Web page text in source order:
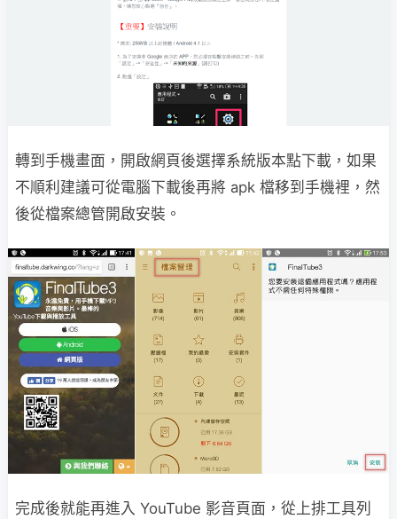
轉到手機畫面，開啟網頁後選擇系統版本點下載，如果
不順利建議可從電腦下載後再將 apk 檔移到手機裡，然
後從檔案總管開啟安裝。
完成後就能再進入 YouTube 影音頁面，從上排工具列